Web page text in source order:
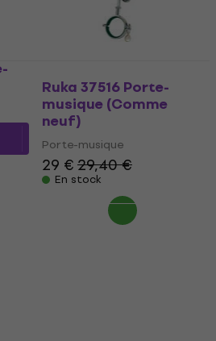
Ruka 37516 Porte-
musique (Comme
neuf)
Porte-musique
29 €29,40 €
En stock